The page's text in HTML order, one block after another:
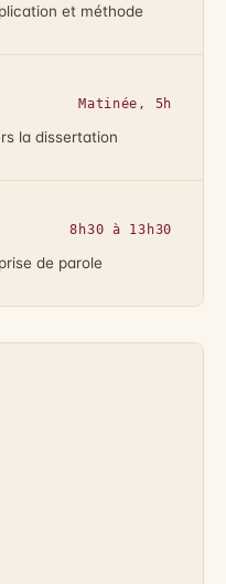
et méthode
Matinée, 5h
la dissertation
8h30 à 13h30
de parole